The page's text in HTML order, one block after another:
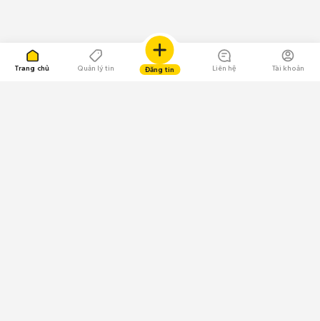
Trang chủ Quản lý tin Đăng tin Liên hệ Tài khoản